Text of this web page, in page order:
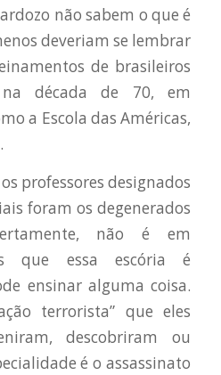
não sabem o que é
deveriam se lembrar
de brasileiros
na década de 70, em
a Escola das Américas,
professores designados
foram os degenerados
não é em
que essa escória é
ensinar alguma coisa.
terrorista” que eles
descobriram ou
é o assassinato